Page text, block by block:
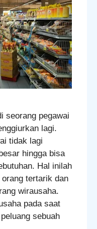
seorang pegawai
lagi.
tidak lagi
hingga bisa
Hal inilah
tertarik dan
wirausaha.
pada saat
sebuah